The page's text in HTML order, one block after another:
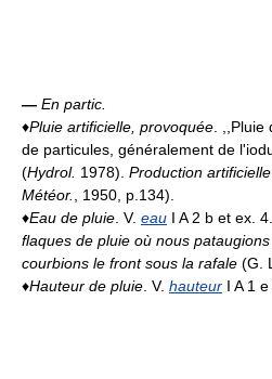
— En partic.
♦Pluie artificielle, provoquée. ,,Pluie
de particules, généralement de
(Hydrol. 1978). Production
Météor., 1950, p.134).
♦Eau de pluie. V. eau I A 2 b et ex. 4.
flaques de pluie où nous
courbions le front sous la rafale (G.
♦Hauteur de pluie. V. hauteur I A 1